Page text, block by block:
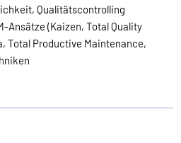
Qualitätscontrolling
Ansätze (Kaizen, Total Quality
Total Productive Maintenance,